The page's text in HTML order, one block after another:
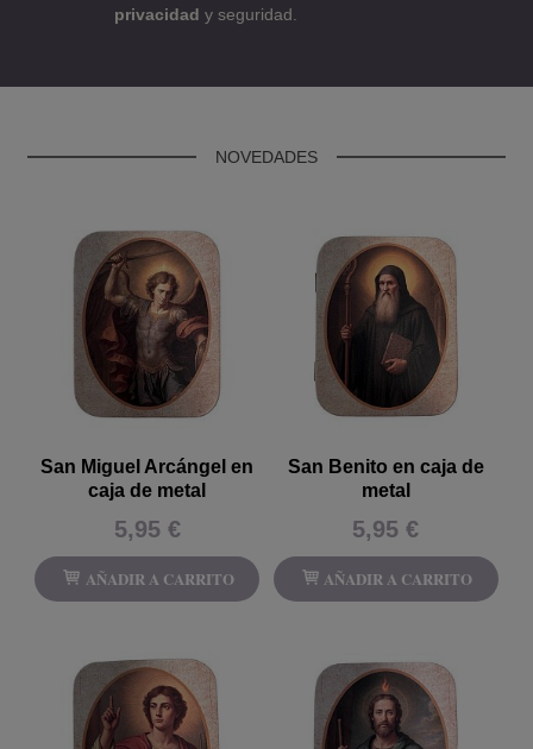
privacidad y seguridad.
NOVEDADES
San Miguel Arcángel en
caja de metal
5,95 €
AÑADIR A CARRITO
San Benito en caja de
metal
5,95 €
AÑADIR A CARRITO